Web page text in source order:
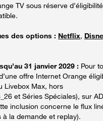
TV sous réserve
des options : Netflix,
31 janvier 2029 : Pour
offre Internet Orange
Livebox Max, hors
et Séries Spéciales), sur
inclusion concerne le flux
la demande et replay).